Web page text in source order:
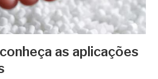
as aplicações